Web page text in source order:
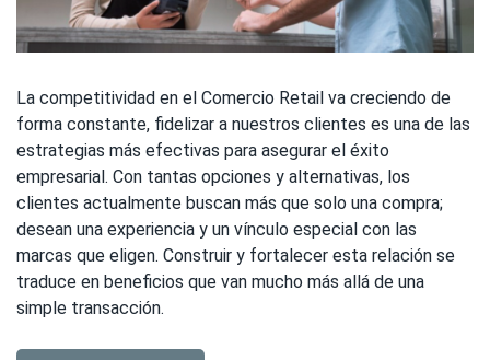
La competitividad en el Comercio Retail va creciendo de
forma constante, fidelizar a nuestros clientes es una de las
estrategias más efectivas para asegurar el éxito
empresarial. Con tantas opciones y alternativas, los
clientes actualmente buscan más que solo una compra;
desean una experiencia y un vínculo especial con las
marcas que eligen. Construir y fortalecer esta relación se
traduce en beneficios que van mucho más allá de una
simple transacción.